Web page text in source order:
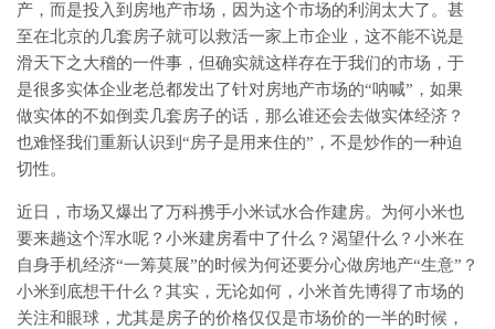
产，而是投入到房地产市场，因为这个市场的利润太大了。甚
至在北京的几套房子就可以救活一家上市企业，这不能不说是
滑天下之大稽的一件事，但确实就这样存在于我们的市场，于
是很多实体企业老总都发出了针对房地产市场的“呐喊”，如果
做实体的不如倒卖几套房子的话，那么谁还会去做实体经济？
也难怪我们重新认识到“房子是用来住的”，不是炒作的一种迫
切性。
近日，市场又爆出了万科携手小米试水合作建房。为何小米也
要来趟这个浑水呢？小米建房看中了什么？渴望什么？小米在
自身手机经济“一筹莫展”的时候为何还要分心做房地产“生意”？
小米到底想干什么？其实，无论如何，小米首先博得了市场的
关注和眼球，尤其是房子的价格仅仅是市场价的一半的时候，